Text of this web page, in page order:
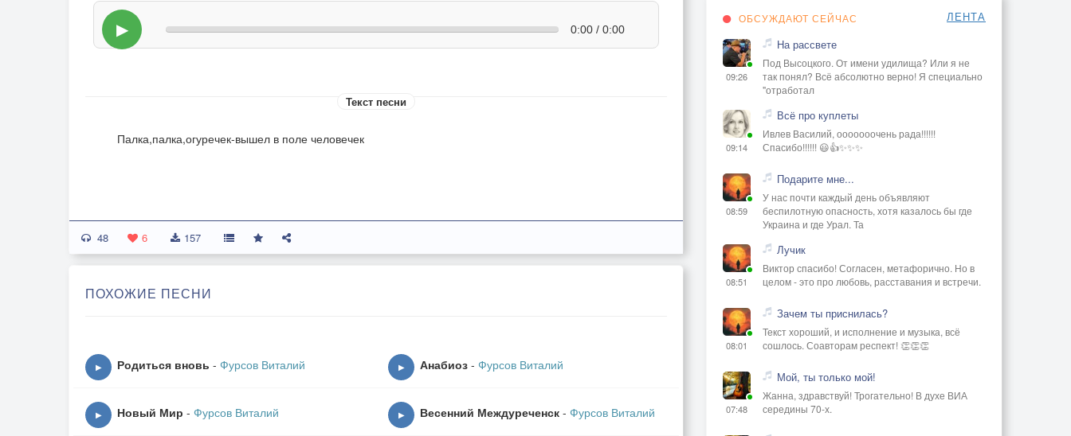
▶ 0:00 / 0:00
Текст песни
Палка,палка,огуречек-вышел в поле человечек
48 6 157
ПОХОЖИЕ ПЕСНИ
▶ Родиться вновь - Фурсов Виталий ▶ Анабиоз - Фурсов Виталий
▶ Новый Мир - Фурсов Виталий ▶ Весенний Междуреченск - Фурсов Виталий
ОБСУЖДАЮТ СЕЙЧАС ЛЕНТА
09:26
На рассвете
Под Высоцкого. От имени удилища? Или я не
так понял? Всё абсолютно верно! Я специально
"отработал
09:14
Всё про куплеты
Ивлев Василий, ооооооочень рада!!!!!!
Спасибо!!!!!! 😃👍✨✨✨
08:59
Подарите мне...
У нас почти каждый день объявляют
беспилотную опасность, хотя казалось бы где
Украина и где Урал. Та
08:51
Лучик
Виктор спасибо! Согласен, метафорично. Но в
целом - это про любовь, расставания и встречи.
08:01
Зачем ты приснилась?
Текст хороший, и исполнение и музыка, всё
сошлось. Соавторам респект! 👏👏👏
07:48
Мой, ты только мой!
Жанна, здравствуй! Трогательно! В духе ВИА
середины 70-х.